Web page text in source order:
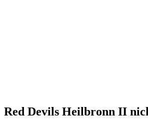
Red Devils Heilbronn II